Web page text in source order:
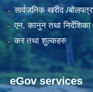
सार्वजनिक खरीद /
एन, कानुन तथा निर्देशिका
कर तथा शुल्कहरु
eGov services